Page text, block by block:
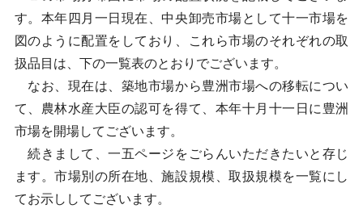
す。本年四月一日現在、中央卸売市場として十一市場を
図のように配置をしており、これら市場のそれぞれの取
扱品目は、下の一覧表のとおりでございます。
なお、現在は、築地市場から豊洲市場への移転につい
て、農林水産大臣の認可を得て、本年十月十一日に豊洲
市場を開場してございます。
続きまして、一五ページをごらんいただきたいと存じ
ます。市場別の所在地、施設規模、取扱規模を一覧にし
てお示ししてございます。